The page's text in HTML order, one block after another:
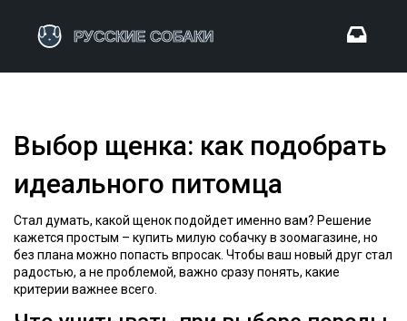
Выбор щенка: как подобрать
идеального питомца
Стал думать, какой щенок подойдет именно вам? Решение
кажется простым – купить милую собачку в зоомагазине, но
без плана можно попасть впросак. Чтобы ваш новый друг стал
радостью, а не проблемой, важно сразу понять, какие
критерии важнее всего.